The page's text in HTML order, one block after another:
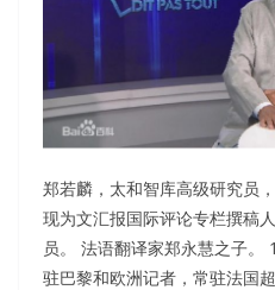
郑若麟，太和智库高级研究员
现为文汇报国际评论专栏撰稿
员。 法语翻译家郑永慧之子。
驻巴黎和欧洲记者，常驻法国